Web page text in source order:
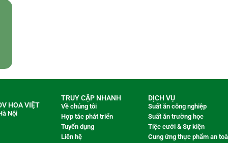
HOA VIỆT
Nội
TRUY CẬP NHANH
Về chúng tôi
Hợp tác phát triển
Tuyển dụng
Liên hệ
DỊCH VỤ
Suất ăn công nghiệp
Suất ăn trường học
Tiệc cưới & Sự kiện
Cung ứng thực phẩm an